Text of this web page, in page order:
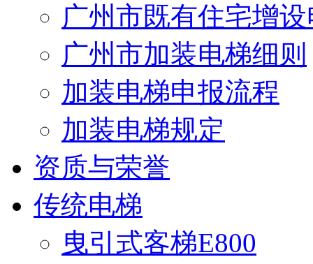
广州市既有住宅增
广州市加装电梯细则
加装电梯申报流程
加装电梯规定
资质与荣誉
传统电梯
曳引式客梯E800